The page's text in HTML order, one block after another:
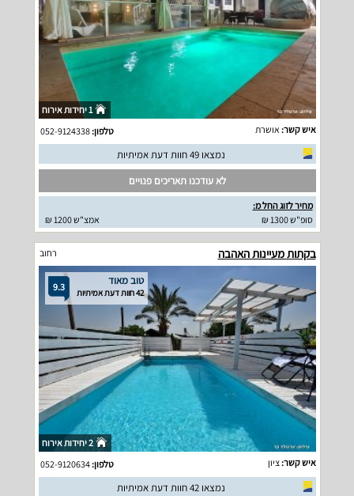
1 יחידות אירוח
איש קשר: אושרת טלפון:052-9124338
נמצאו 49 חוות דעת אמיתיות
לא עודכנו תאריכים פנויים
מחיר לזוג החל מ:
סופ"ש 1300 ₪
אמצ"ש 1200 ₪
בקתות מעיינות האהבה רחוב
9.3 טוב מאוד
42 חוות דעת אמיתיות
2 יחידות אירוח
איש קשר:ציון טלפון:052-9120634
נמצאו 42 חוות דעת אמיתיות